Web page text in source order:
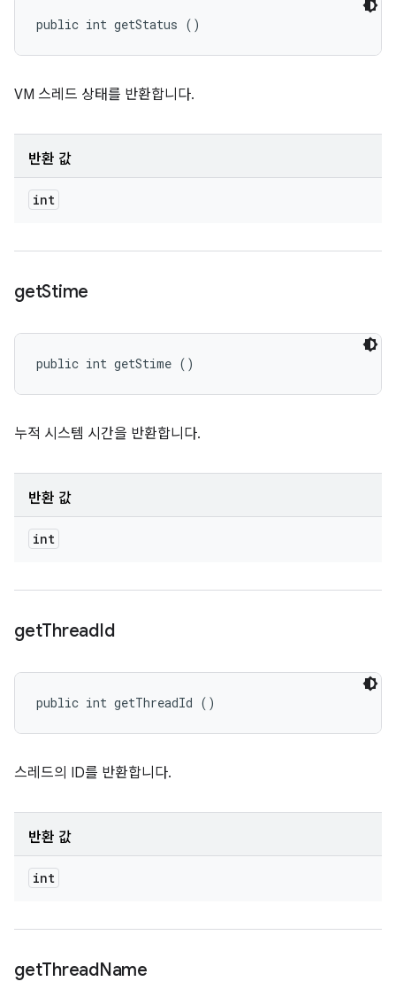
public int getStatus ()
VM 스레드 상태를 반환합니다.
반환 값
int
getStime
public int getStime ()
누적 시스템 시간을 반환합니다.
반환 값
int
getThreadId
public int getThreadId ()
스레드의 ID를 반환합니다.
반환 값
int
getThreadName